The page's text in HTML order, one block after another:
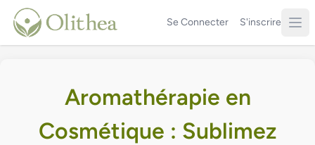
Se Connecter S'inscrire
Aromathérapie en
Cosmétique : Sublimez